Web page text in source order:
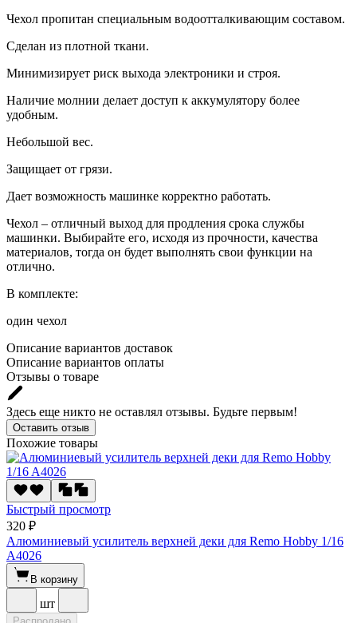
Чехол пропитан специальным водоотталкивающим составом.
Сделан из плотной ткани.
Минимизирует риск выхода электроники и строя.
Наличие молнии делает доступ к аккумулятору более
удобным.
Небольшой вес.
Защищает от грязи.
Дает возможность машинке корректно работать.
Чехол – отличный выход для продления срока службы
машинки. Выбирайте его, исходя из прочности, качества
материалов, тогда он будет выполнять свои функции на
отлично.
В комплекте:
один чехол
Описание вариантов доставок
Описание вариантов оплаты
Отзывы о товаре
Здесь еще никто не оставлял отзывы. Будьте первым!
Оставить отзыв
Похожие товары
Быстрый просмотр
320 ₽
Алюминиевый усилитель верхней деки для Remo Hobby 1/16
A4026
В корзину
шт